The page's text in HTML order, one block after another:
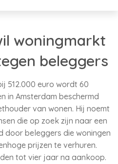
woningmarkt
beleggers
512.000 euro wordt 60
in Amsterdam beschermd
van wonen. Hij noemt
die op zoek zijn naar een
door beleggers die woningen
prijzen te verhuren.
tot vier jaar na aankoop.